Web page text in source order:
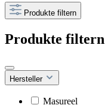
Produkte filtern
Produkte filtern
Hersteller
Masureel